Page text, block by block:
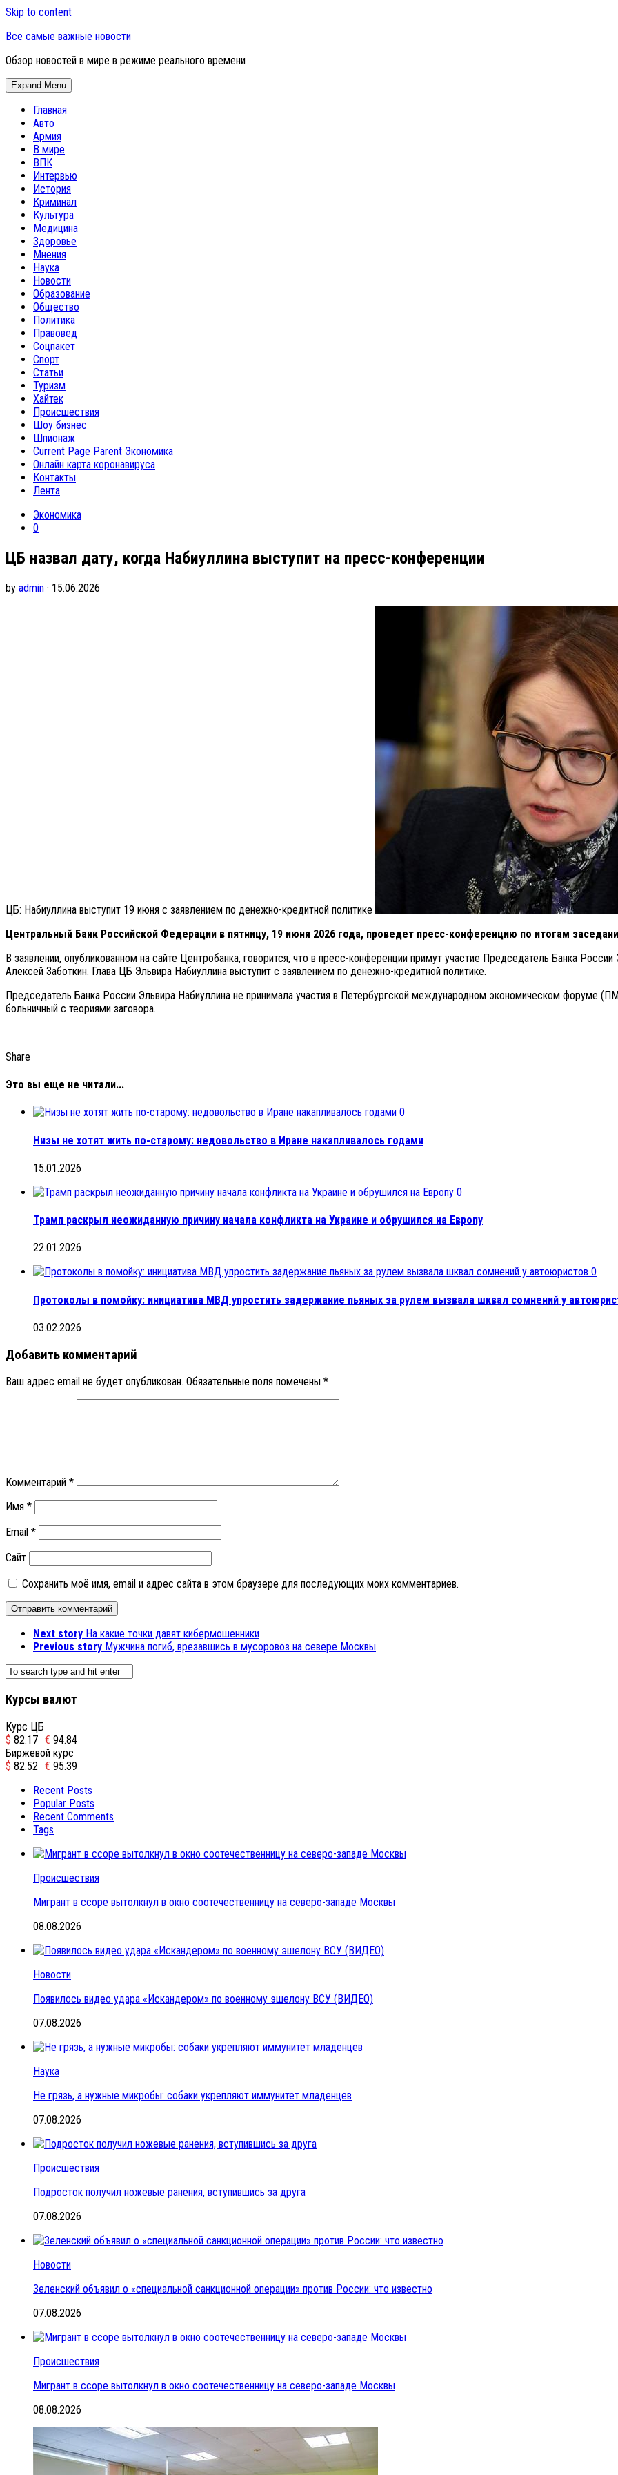
Skip to content
Все самые важные новости
Обзор новостей в мире в режиме реального времени
Expand Menu
Главная
Авто
Армия
В мире
ВПК
Интервью
История
Криминал
Культура
Медицина
Здоровье
Мнения
Наука
Новости
Образование
Общество
Политика
Правовед
Соцпакет
Спорт
Статьи
Туризм
Хайтек
Происшествия
Шоу бизнес
Шпионаж
Current Page Parent Экономика
Онлайн карта коронавируса
Контакты
Лента
Экономика
0
ЦБ назвал дату, когда Набиуллина выступит на пресс-конференции
by admin · 15.06.2026
ЦБ: Набиуллина выступит 19 июня с заявлением по денежно-кредитной политике
Центральный Банк Российской Федерации в пятницу, 19 июня 2026 года, проведет пресс-конференцию по итогам
В заявлении, опубликованном на сайте Центробанка, говорится, что в пресс-конференции примут участие Председатель Банка
Алексей Заботкин. Глава ЦБ Эльвира Набиуллина выступит с заявлением по денежно-кредитной политике.
Председатель Банка России Эльвира Набиуллина не принимала участия в Петербургской международном экономическом форуме
больничный с теориями заговора.
Share
Это вы еще не читали...
0
Низы не хотят жить по-старому: недовольство в Иране накапливалось годами
15.01.2026
0
Трамп раскрыл неожиданную причину начала конфликта на Украине и обрушился на Европу
22.01.2026
0
Протоколы в помойку: инициатива МВД упростить задержание пьяных за рулем вызвала шквал сомнений у
03.02.2026
Добавить комментарий
Ваш адрес email не будет опубликован. Обязательные поля помечены *
Комментарий *
Имя *
Email *
Сайт
Сохранить моё имя, email и адрес сайта в этом браузере для последующих моих комментариев.
Next story На какие точки давят кибермошенники
Previous story Мужчина погиб, врезавшись в мусоровоз на севере Москвы
Курсы валют
Курс ЦБ
$ 82.17 € 94.84
Биржевой курс
$ 82.52 € 95.39
Recent Posts
Popular Posts
Recent Comments
Tags
Происшествия
Мигрант в ссоре вытолкнул в окно соотечественницу на северо-западе Москвы
08.08.2026
Новости
Появилось видео удара «Искандером» по военному эшелону ВСУ (ВИДЕО)
07.08.2026
Наука
Не грязь, а нужные микробы: собаки укрепляют иммунитет младенцев
07.08.2026
Происшествия
Подросток получил ножевые ранения, вступившись за друга
07.08.2026
Новости
Зеленский объявил о «специальной санкционной операции» против России: что известно
07.08.2026
Происшествия
Мигрант в ссоре вытолкнул в окно соотечественницу на северо-западе Москвы
08.08.2026